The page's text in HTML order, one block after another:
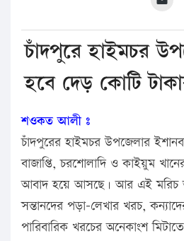
চাঁদপুরে হাইমচর
হবে দেড় কোটি
শওকত আলী ঃ
চাঁদপুরের হাইমচর উপজেলার
বাজাপ্তি, চরশোলাদি ও কাইয়ুম
আবাদ হয়ে আসছে। আর এই মরিচ
সন্তানদের পড়া-লেখার খরচ,
পারিবারিক খরচের অনেকাংশ